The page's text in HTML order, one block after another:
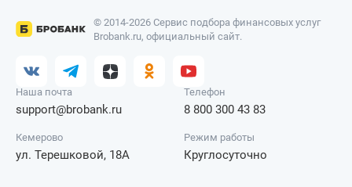
© 2014-2026 Сервис подбора финансовых услуг
Brobank.ru, официальный сайт.
Наша почта
support@brobank.ru
Телефон
8 800 300 43 83
Кемерово
ул. Терешковой, 18А
Режим работы
Круглосуточно